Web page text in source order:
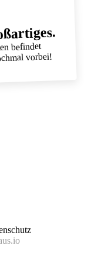
befindet
vorbei!